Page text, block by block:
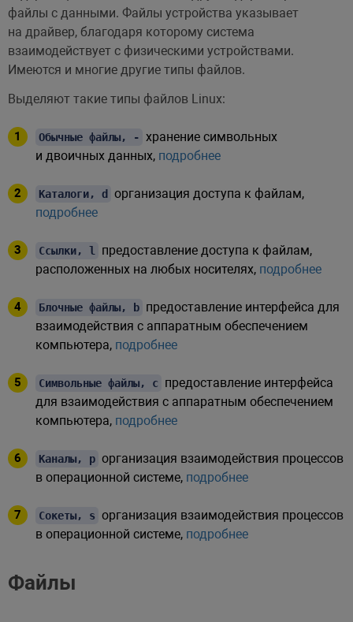
файлы с данными. Файлы устройства указывает
на драйвер, благодаря которому система
взаимодействует с физическими устройствами.
Имеются и многие другие типы файлов.
Выделяют такие типы файлов Linux:
Обычные файлы, - хранение символьных
и двоичных данных, подробнее
Каталоги, d организация доступа к файлам,
подробнее
Ссылки, l
предоставление доступа к файлам,
расположенных на любых носителях, подробнее
Блочные файлы, b предоставление интерфейса для
взаимодействия с аппаратным обеспечением
компьютера, подробнее
Символьные файлы, c
предоставление интерфейса
для взаимодействия с аппаратным обеспечением
компьютера, подробнее
Каналы, p организация взаимодействия процессов
в операционной системе, подробнее
Сокеты, s организация взаимодействия процессов
в операционной системе, подробнее
Файлы